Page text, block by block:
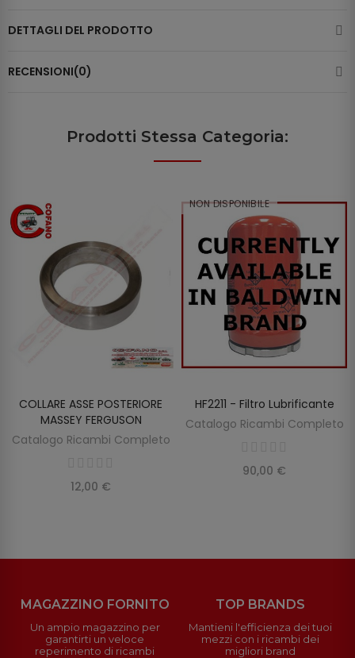
DETTAGLI DEL PRODOTTO
RECENSIONI(0)
Prodotti Stessa Categoria:
AGGIUNGI AL CARRELLO
COLLARE ASSE POSTERIORE
MASSEY FERGUSON
Catalogo Ricambi Completo
12,00 €
NON DISPONIBILE
SCOPRIRE
HF2211 - Filtro Lubrificante
Catalogo Ricambi Completo
90,00 €
MAGAZZINO FORNITO
Un ampio magazzino per
garantirti un veloce
reperimento di ricambi
TOP BRANDS
Mantieni l'efficienza dei tuoi
mezzi con i ricambi dei
migliori brand